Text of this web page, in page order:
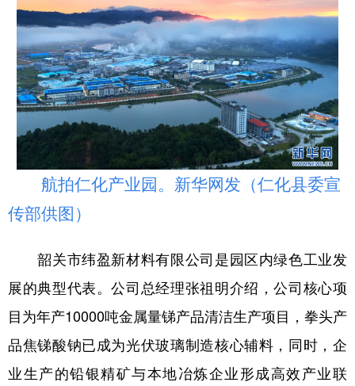
航拍仁化产业园。新华网发（仁化县委宣
传部供图）
韶关市纬盈新材料有限公司是园区内绿色工业发
展的典型代表。公司总经理张祖明介绍，公司核心项
目为年产10000吨金属量锑产品清洁生产项目，拳头产
品焦锑酸钠已成为光伏玻璃制造核心辅料，同时，企
业生产的铅银精矿与本地冶炼企业形成高效产业联